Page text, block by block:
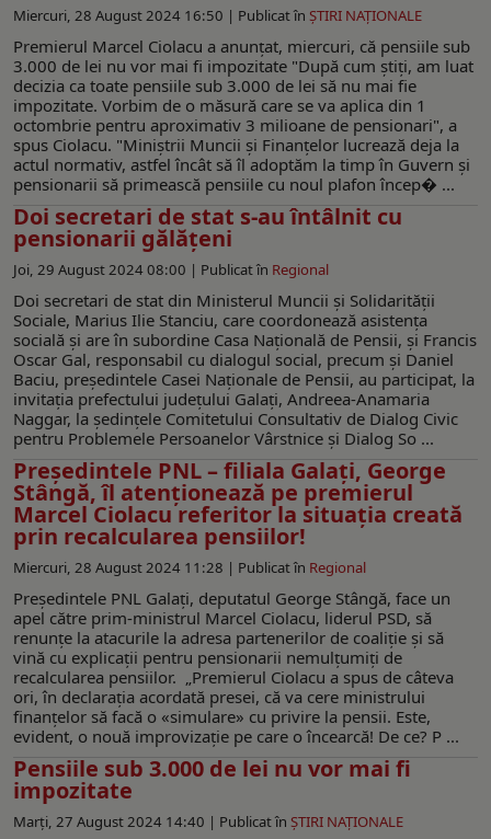
Miercuri, 28 August 2024 16:50 | Publicat în ŞTIRI NAŢIONALE
Premierul Marcel Ciolacu a anunţat, miercuri, că pensiile sub
3.000 de lei nu vor mai fi impozitate "După cum ştiţi, am luat
decizia ca toate pensiile sub 3.000 de lei să nu mai fie
impozitate. Vorbim de o măsură care se va aplica din 1
octombrie pentru aproximativ 3 milioane de pensionari", a
spus Ciolacu. "Miniştrii Muncii şi Finanţelor lucrează deja la
actul normativ, astfel încât să îl adoptăm la timp în Guvern şi
pensionarii să primească pensiile cu noul plafon încep� ...
Doi secretari de stat s-au întâlnit cu
pensionarii gălăţeni
Joi, 29 August 2024 08:00 | Publicat în Regional
Doi secretari de stat din Ministerul Muncii și Solidarității
Sociale, Marius Ilie Stanciu, care coordonează asistența
socială și are în subordine Casa Națională de Pensii, și Francis
Oscar Gal, responsabil cu dialogul social, precum și Daniel
Baciu, președintele Casei Naționale de Pensii, au participat, la
invitația prefectului județului Galați, Andreea-Anamaria
Naggar, la ședințele Comitetului Consultativ de Dialog Civic
pentru Problemele Persoanelor Vârstnice și Dialog So ...
Președintele PNL – filiala Galați, George
Stângă, îl atenționează pe premierul
Marcel Ciolacu referitor la situația creată
prin recalcularea pensiilor!
Miercuri, 28 August 2024 11:28 | Publicat în Regional
Președintele PNL Galați, deputatul George Stângă, face un
apel către prim-ministrul Marcel Ciolacu, liderul PSD, să
renunțe la atacurile la adresa partenerilor de coaliție și să
vină cu explicații pentru pensionarii nemulțumiți de
recalcularea pensiilor. „Premierul Ciolacu a spus de câteva
ori, în declarația acordată presei, că va cere ministrului
finanțelor să facă o «simulare» cu privire la pensii. Este,
evident, o nouă improvizație pe care o încearcă! De ce? P ...
Pensiile sub 3.000 de lei nu vor mai fi
impozitate
Marți, 27 August 2024 14:40 | Publicat în ŞTIRI NAŢIONALE